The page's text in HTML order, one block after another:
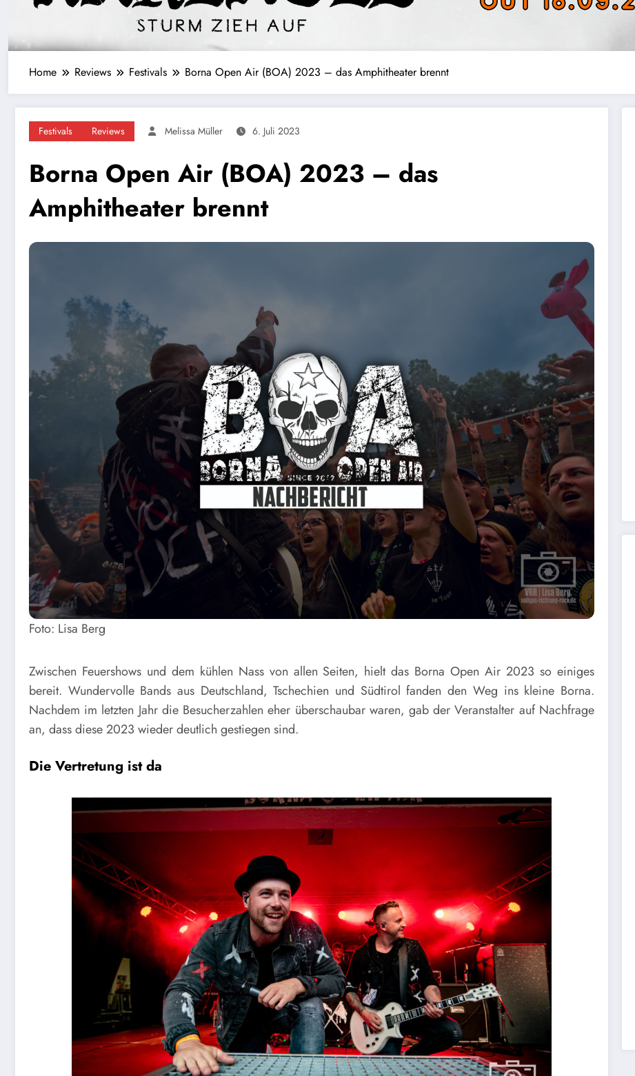
Home Reviews Festivals Borna Open Air (BOA) 2023 – das Amphitheater brennt
Festivals Reviews Melissa Müller 6. Juli 2023
Borna Open Air (BOA) 2023 – das
Amphitheater brennt
Foto: Lisa Berg
Zwischen Feuershows und dem kühlen Nass von allen Seiten, hielt das Borna Open Air 2023 so einiges
bereit. Wundervolle Bands aus Deutschland, Tschechien und Südtirol fanden den Weg ins kleine Borna.
Nachdem im letzten Jahr die Besucherzahlen eher überschaubar waren, gab der Veranstalter auf Nachfrage
an, dass diese 2023 wieder deutlich gestiegen sind.
Die Vertretung ist da